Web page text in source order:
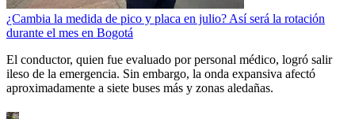
¿Cambia la medida de pico y placa en julio? Así será la rotación
durante el mes en Bogotá
El conductor, quien fue evaluado por personal médico, logró salir
ileso de la emergencia. Sin embargo, la onda expansiva afectó
aproximadamente a siete buses más y zonas aledañas.